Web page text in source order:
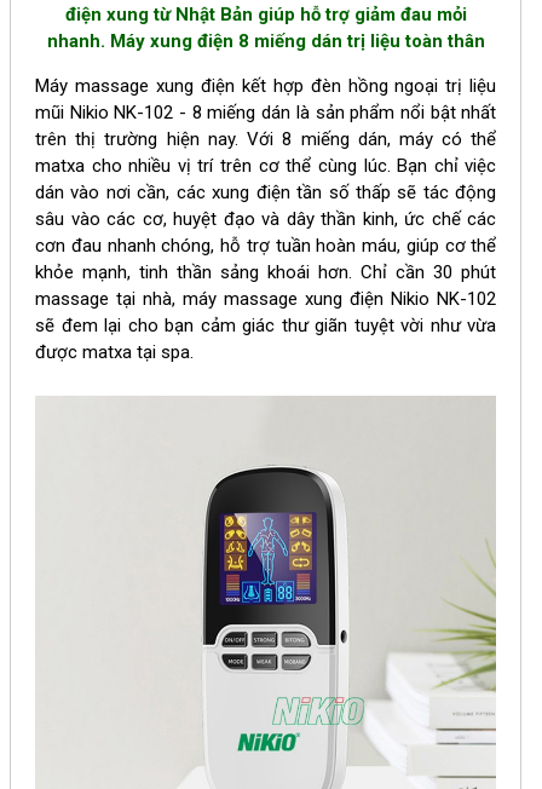
điện xung từ Nhật Bản giúp hỗ trợ giảm đau mỏi
nhanh. Máy xung điện 8 miếng dán trị liệu toàn thân
Máy massage xung điện kết hợp đèn hồng ngoại trị liệu
mũi Nikio NK-102 - 8 miếng dán là sản phẩm nổi bật nhất
trên thị trường hiện nay. Với 8 miếng dán, máy có thể
matxa cho nhiều vị trí trên cơ thể cùng lúc. Bạn chỉ việc
dán vào nơi cần, các xung điện tần số thấp sẽ tác động
sâu vào các cơ, huyệt đạo và dây thần kinh, ức chế các
cơn đau nhanh chóng, hỗ trợ tuần hoàn máu, giúp cơ thể
khỏe mạnh, tinh thần sảng khoái hơn. Chỉ cần 30 phút
massage tại nhà, máy massage xung điện Nikio NK-102
sẽ đem lại cho bạn cảm giác thư giãn tuyệt vời như vừa
được matxa tại spa.